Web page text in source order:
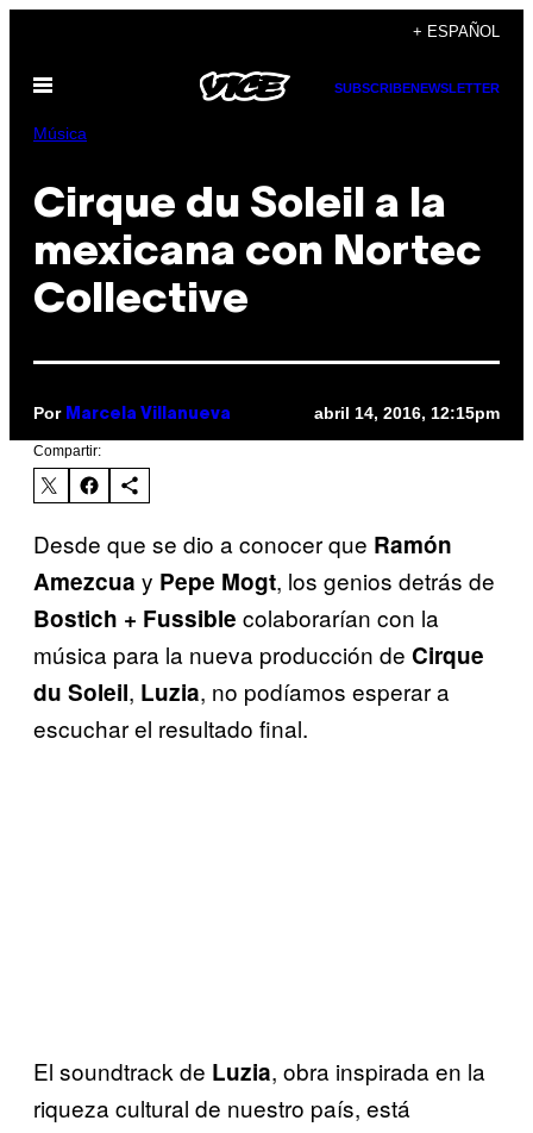
contenido
+ ESPAÑOL
Abrir
SUBSCRIBENEWSLETTER
Música
Cirque du Soleil a la
mexicana con Nortec
Collective
Por Marcela Villanueva abril 14, 2016, 12:15pm
Compartir:
Desde que se dio a conocer que Ramón
Amezcua y Pepe Mogt, los genios detrás de
Bostich + Fussible colaborarían con la
música para la nueva producción de Cirque
du Soleil, Luzia, no podíamos esperar a
escuchar el resultado final.
El soundtrack de Luzia, obra inspirada en la
riqueza cultural de nuestro país, está